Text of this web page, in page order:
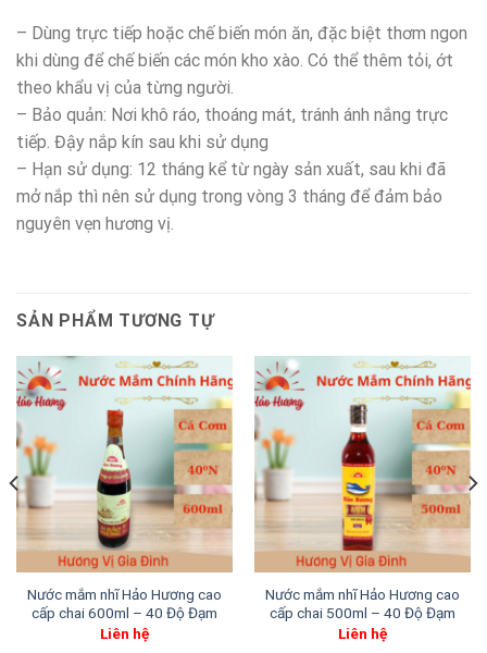
– Dùng trực tiếp hoặc chế biến món ăn, đặc biệt thơm ngon
khi dùng để chế biến các món kho xào. Có thể thêm tỏi, ớt
theo khẩu vị của từng người.
– Bảo quản: Nơi khô ráo, thoáng mát, tránh ánh nắng trực
tiếp. Đậy nắp kín sau khi sử dụng
– Hạn sử dụng: 12 tháng kể từ ngày sản xuất, sau khi đã
mở nắp thì nên sử dụng trong vòng 3 tháng để đảm bảo
nguyên vẹn hương vị.
SẢN PHẨM TƯƠNG TỰ
Nước mắm nhĩ Hảo Hương cao
cấp chai 600ml – 40 Độ Đạm
Liên hệ
Nước mắm nhĩ Hảo Hương cao
cấp chai 500ml – 40 Độ Đạm
Liên hệ